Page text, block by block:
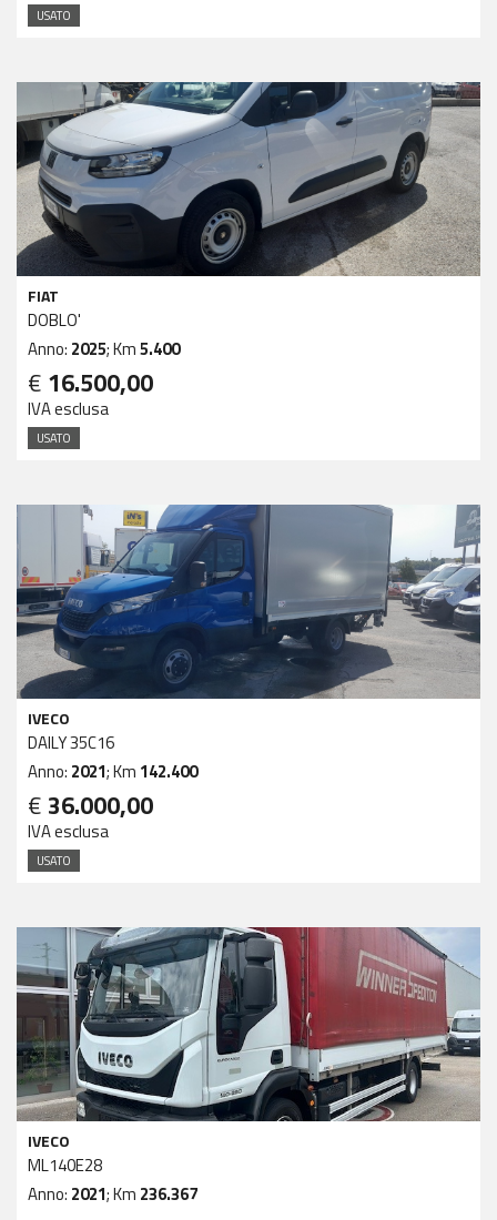
USATO
FIAT
DOBLO'
Anno: 2025; Km5.400
€ 16.500,00
IVA esclusa
USATO
IVECO
DAILY 35C16
Anno: 2021; Km 142.400
€ 36.000,00
IVA esclusa
USATO
IVECO
ML140E28
Anno: 2021; Km 236.367